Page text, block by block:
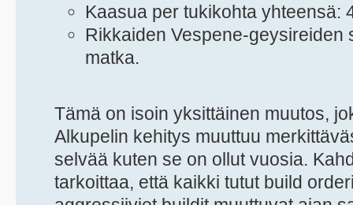
Kaasua per tukikohta yhteensä:
Rikkaiden Vespene-geysireiden
matka.
Tämä on isoin yksittäinen muutos,
Alkupelin kehitys muuttuu
selvää kuten se on ollut vuosia.
tarkoittaa, että kaikki tutut build